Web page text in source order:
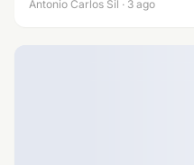
Antonio Carlos Sil · 3 ago